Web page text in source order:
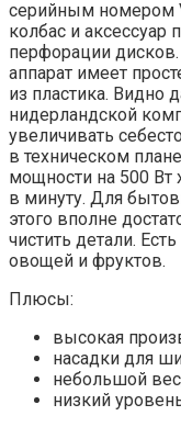
серийным номером
колбас и аксессуар
перфорации
аппарат имеет
из пластика. Видно
нидерландской
увеличивать
в техническом
мощности на 500 Вт
в минуту. Для
этого вполне
чистить детали.
овощей и фруктов.
Плюсы:
высокая
насадки для
небольшой
низкий